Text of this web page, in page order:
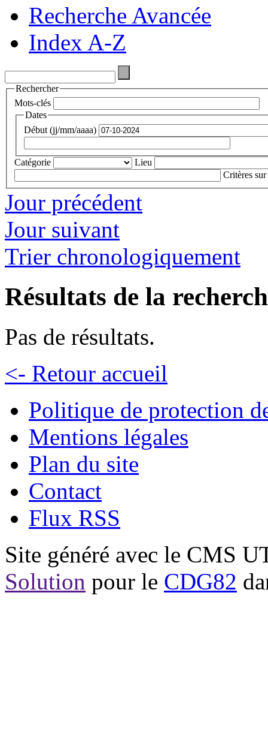
Recherche Avancée
Index A-Z
Rechercher
Mots-clés
Dates
Début (jj/mm/aaaa)
Catégorie
Lieu
Critères sur
Jour précédent
Jour suivant
Trier chronologiquement
Résultats de la
Pas de résultats.
<- Retour accueil
Politique de protection
Mentions légales
Plan du site
Contact
Flux RSS
Site généré avec le CMS
Solution pour le CDG82